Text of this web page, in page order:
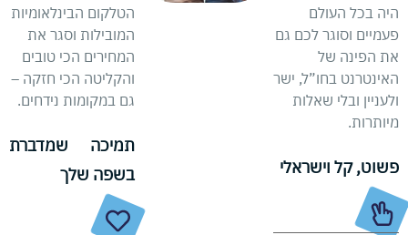
היה בכל העולם
פעמיים וסוגר לכם גם
את הפינה של
האינטרנט בחו”ל, ישר
ולעניין ובלי שאלות
מיותרות.
פשוט, קל וישראלי
הטלקום הבינלאומיות
המובילות וסגר את
המחירים הכי טובים
והקליטה הכי חזקה –
גם במקומות נידחים.
תמיכה שמדברת
בשפה שלך